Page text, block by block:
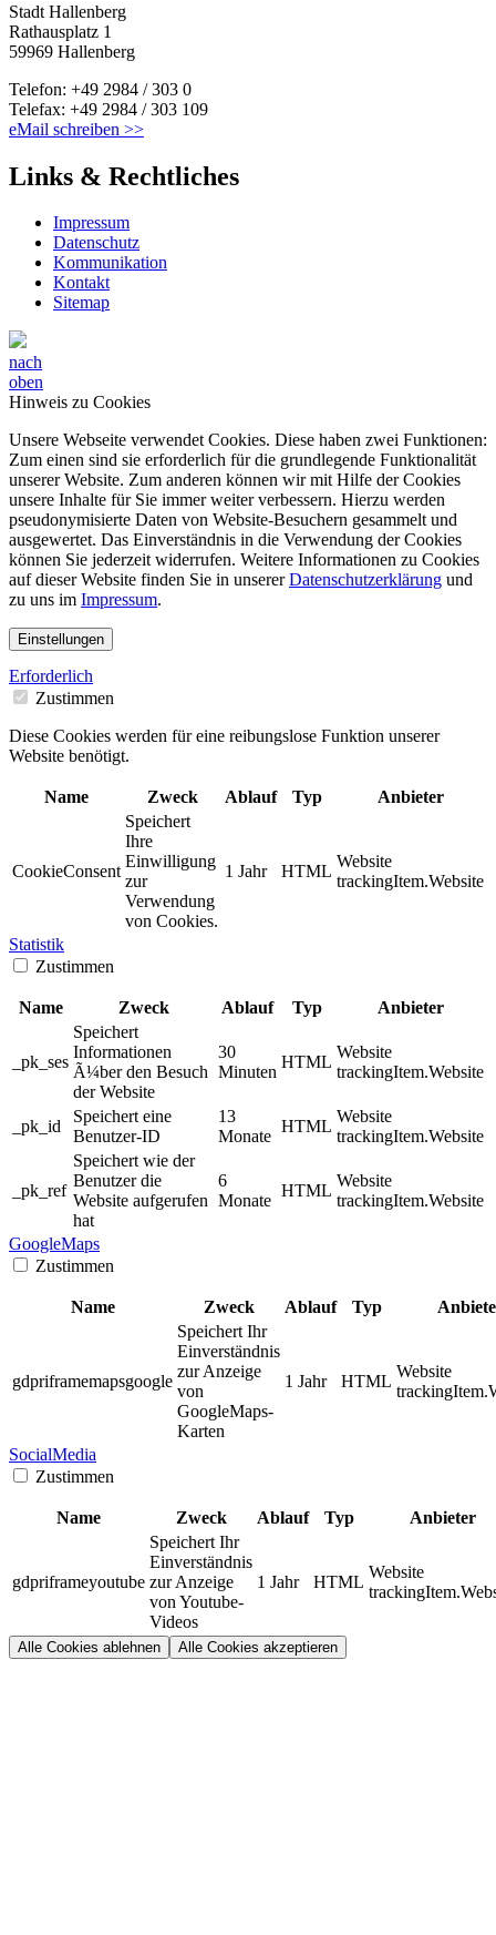
Stadt Hallenberg
Rathausplatz 1
59969 Hallenberg
Telefon: +49 2984 / 303 0
Telefax: +49 2984 / 303 109
eMail schreiben >>
Links & Rechtliches
Impressum
Datenschutz
Kommunikation
Kontakt
Sitemap
nach
oben
Hinweis zu Cookies
Unsere Webseite verwendet Cookies. Diese haben zwei Funktionen:
Zum einen sind sie erforderlich für die grundlegende Funktionalität
unserer Website. Zum anderen können wir mit Hilfe der Cookies
unsere Inhalte für Sie immer weiter verbessern. Hierzu werden
pseudonymisierte Daten von Website-Besuchern gesammelt und
ausgewertet. Das Einverständnis in die Verwendung der Cookies
können Sie jederzeit widerrufen. Weitere Informationen zu Cookies
auf dieser Website finden Sie in unsererDatenschutzerklärung und
zu uns im Impressum.
Einstellungen
Erforderlich
Zustimmen
Diese Cookies werden für eine reibungslose Funktion unserer
Website benötigt.
Name Zweck Ablauf Typ Anbieter
CookieConsent
Speichert
Ihre
Einwilligung
zur
Verwendung
von Cookies.
1 Jahr HTML
Website
trackingItem.Website
Statistik
Zustimmen
Name Zweck Ablauf Typ Anbieter
_pk_ses
Speichert
Informationen
Ã¼ber den Besuch
der Website
30
Minuten
HTML
Website
trackingItem.Website
_pk_id
Speichert eine
Benutzer-ID
13
Monate
HTML
Website
trackingItem.Website
_pk_ref
Speichert wie der
Benutzer die
Website aufgerufen
hat
6
Monate
HTML
Website
trackingItem.Website
GoogleMaps
Zustimmen
Name Zweck Ablauf Typ
gdpriframemapsgoogle
Speichert Ihr
Einverständnis
zur Anzeige
von
GoogleMaps-
Karten
1 Jahr HTML
Website
SocialMedia
Zustimmen
Name Zweck Ablauf Typ Anbieter
gdpriframeyoutube
Speichert Ihr
Einverständnis
zur Anzeige
von Youtube-
Videos
1 Jahr HTML
Website
Alle Cookies ablehnen Alle Cookies akzeptieren